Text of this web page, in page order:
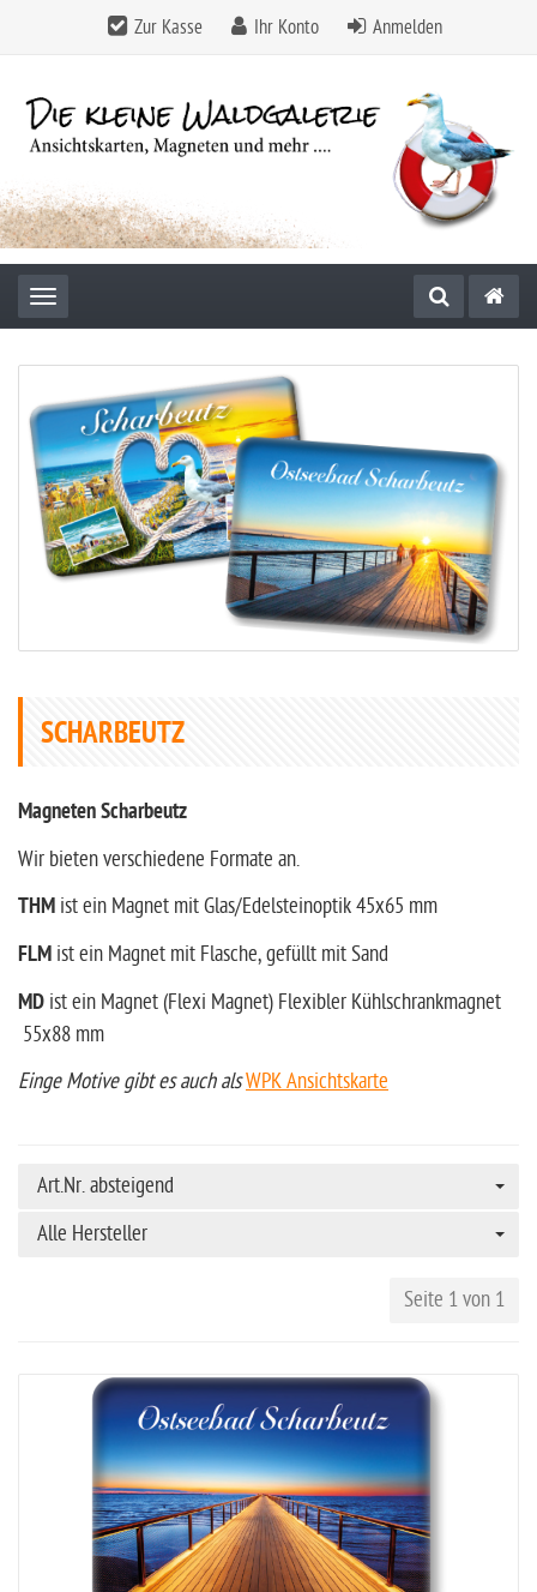
Zur Kasse Ihr Konto Anmelden
Toggle navigation
SCHARBEUTZ
Magneten Scharbeutz
Wir bieten verschiedene Formate an.
THM ist ein Magnet mit Glas/Edelsteinoptik 45x65 mm
FLM ist ein Magnet mit Flasche, gefüllt mit Sand
MD ist ein Magnet (Flexi Magnet) Flexibler Kühlschrankmagnet
55x88 mm
Einge Motive gibt es auch alsWPK Ansichtskarte
Art.Nr. absteigend
Alle Hersteller
Seite 1 von 1